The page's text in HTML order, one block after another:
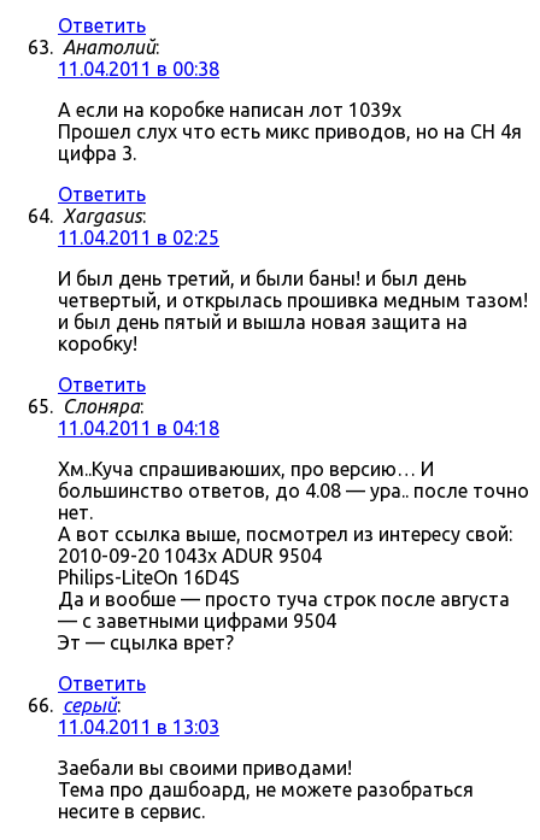
Ответить
Анатолий:
11.04.2011 в 00:38
А если на коробке написан лот 1039x
Прошел слух что есть микс приводов, но на СН 4я
цифра 3.
Ответить
Xargasus:
11.04.2011 в 02:25
И был день третий, и были баны! и был день
четвертый, и открылась прошивка медным тазом!
и был день пятый и вышла новая защита на
коробку!
Ответить
Слоняра:
11.04.2011 в 04:18
Хм..Куча спрашиваюших, про версию… И
большинство ответов, до 4.08 — ура.. после точно
нет.
А вот ссылка выше, посмотрел из интересу свой:
2010-09-20 1043x ADUR 9504
Philips-LiteOn 16D4S
Да и вообше — просто туча строк после августа
— с заветными цифрами 9504
Эт — сцылка врет?
Ответить
серый:
11.04.2011 в 13:03
Заебали вы своими приводами!
Тема про дашбоард, не можете разобраться
несите в сервис.